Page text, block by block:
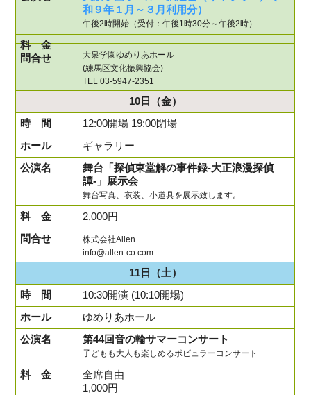
和９年１月～３月利用分）
午後2時開始（受付：午後1時30分～午後2時）
大泉学園ゆめりあホール
(練馬区文化振興協会)
TEL 03-5947-2351
10日
（金）
12:00開場 19:00閉場
ギャラリー
舞台「探偵東堂解の事件録-大正浪漫探偵
譚-」展示会
舞台写真、衣装、小道具を展示致します。
2,000円
株式会社Allen
info@allen-co.com
11日
（土）
10:30開演 (10:10開場)
ゆめりあホール
第44回音の輪サマーコンサート
子どもも大人も楽しめるポピュラーコンサート
全席自由
1,000円